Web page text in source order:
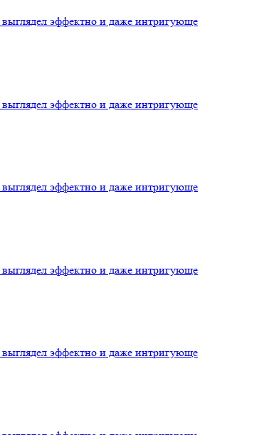
эффектно и даже интригующе
эффектно и даже интригующе
эффектно и даже интригующе
эффектно и даже интригующе
эффектно и даже интригующе